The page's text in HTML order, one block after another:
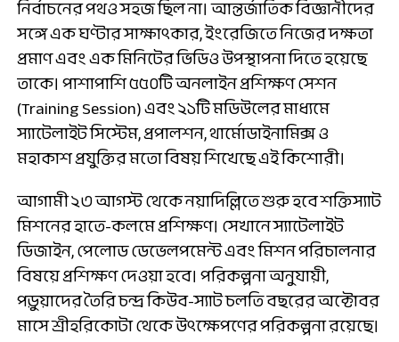
নির্বাচনের পথও সহজ ছিল না। আন্তর্জাতিক বিজ্ঞানীদের
সঙ্গে এক ঘণ্টার সাক্ষাৎকার, ইংরেজিতে নিজের দক্ষতা
প্রমাণ এবং এক মিনিটের ভিডিও উপস্থাপনা দিতে হয়েছে
তাকে। পাশাপাশি ৫৫০টি অনলাইন প্রশিক্ষণ সেশন
(Training Session) এবং ২১টি মডিউলের মাধ্যমে
স্যাটেলাইট সিস্টেম, প্রপালশন, থার্মোডাইনামিক্স ও
মহাকাশ প্রযুক্তির মতো বিষয় শিখেছে এই কিশোরী।
আগামী ২৩ আগস্ট থেকে নয়াদিল্লিতে শুরু হবে শক্তিস্যাট
মিশনের হাতে-কলমে প্রশিক্ষণ। সেখানে স্যাটেলাইট
ডিজাইন, পেলোড ডেভেলপমেন্ট এবং মিশন পরিচালনার
বিষয়ে প্রশিক্ষণ দেওয়া হবে। পরিকল্পনা অনুযায়ী,
পড়ুয়াদের তৈরি চন্দ্র কিউব-স্যাট চলতি বছরের অক্টোবর
মাসে শ্রীহরিকোটা থেকে উৎক্ষেপণের পরিকল্পনা রয়েছে।